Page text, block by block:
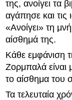
της, ανοίγει τα
αγάπησε και τις
«Ανοίγει» τη
αίσθημά της.
Κάθε εμφάνιση
Ζορμπαλά είναι
το αίσθημα του
Τα τελευταία